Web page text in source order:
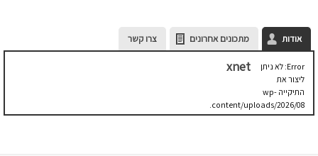
אודות מתכונים אחרונים צרו קשר
Error: לא ניתן
ליצור את
התיקייה wp-
content/uploads/2026/08.
יש לבדוק
xnet